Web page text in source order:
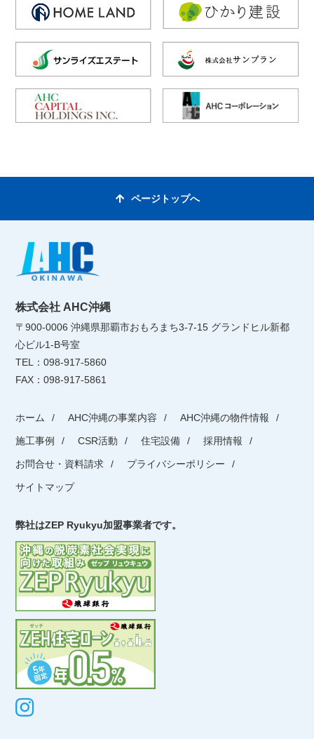
ページトップへ
株式会社 AHC沖縄
〒900-0006 沖縄県那覇市おもろまち3-7-15 グランドヒル新都
心ビル1-B号室
TEL：098-917-5860
FAX：098-917-5861
ホーム AHC沖縄の事業内容 AHC沖縄の物件情報
施工事例 CSR活動 住宅設備 採用情報
お問合せ・資料請求 プライバシーポリシー
サイトマップ
弊社はZEP Ryukyu加盟事業者です。